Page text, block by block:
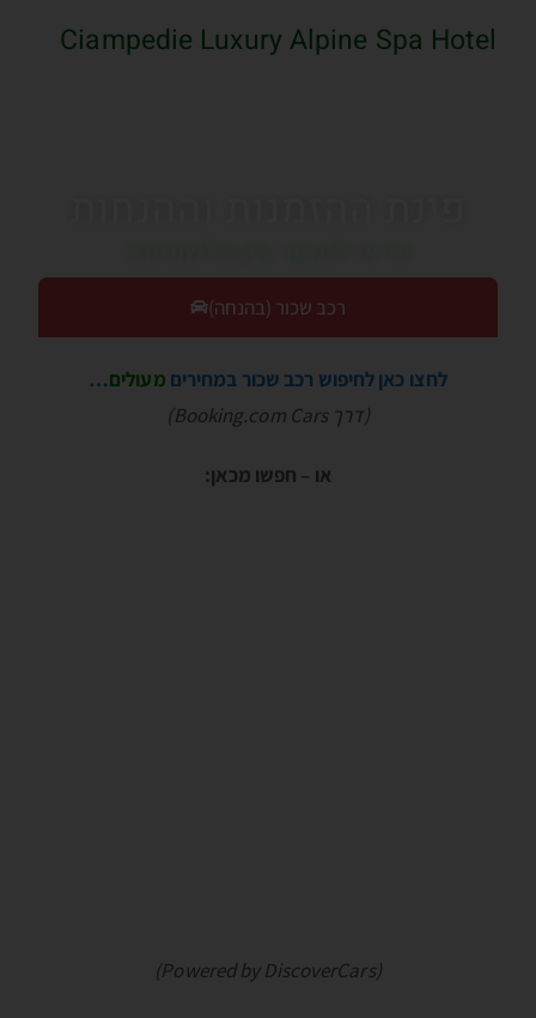
Ciampedie Luxury Alpine Spa Hotel
רכב שכור (בהנחה)
לחצו כאן לחיפוש רכב שכור במחירים מעולים…
(דרך Booking.com Cars)
או – חפשו מכאן:
(Powered by DiscoverCars)